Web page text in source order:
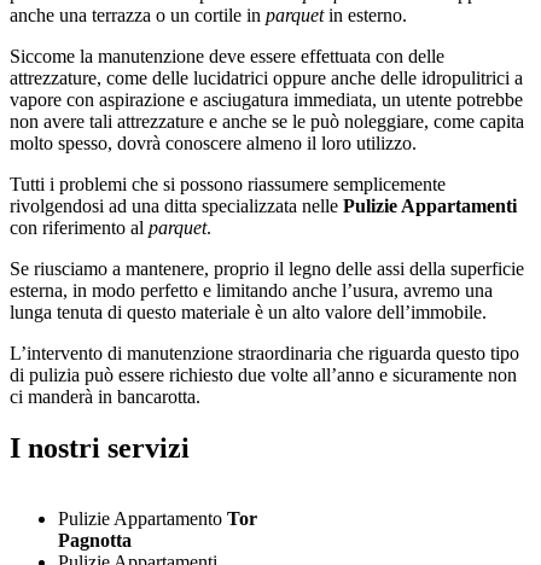
anche una terrazza o un cortile in parquetin esterno.
Siccome la manutenzione deve essere effettuata con delle
attrezzature, come delle lucidatrici oppure anche delle idropulitrici a
vapore con aspirazione e asciugatura immediata, un utente potrebbe
non avere tali attrezzature e anche se le può noleggiare, come capita
molto spesso, dovrà conoscere almeno il loro utilizzo.
Tutti i problemi che si possono riassumere semplicemente
rivolgendosi ad una ditta specializzata nelle Pulizie Appartamenti
con riferimento al parquet.
Se riusciamo a mantenere, proprio il legno delle assi della superficie
esterna, in modo perfetto e limitando anche l’usura, avremo una
lunga tenuta di questo materiale è un alto valore dell’immobile.
L’intervento di manutenzione straordinaria che riguarda questo tipo
di pulizia può essere richiesto due volte all’anno e sicuramente non
ci manderà in bancarotta.
I nostri servizi
Pulizie Appartamento Tor
Pagnotta